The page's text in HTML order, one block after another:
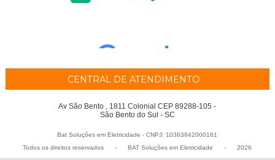
CENTRAL DE ATENDIMENTO
Av São Bento , 1811 Colonial CEP 89288-105 -
São Bento do Sul - SC
Bat Soluções em Eletricidade - CNPJ: 10363842000161
Todos os direitos reservados
- BAT Soluções em Eletricidade - 2026